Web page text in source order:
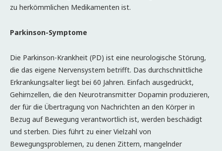
zu herkömmlichen Medikamenten ist.
Parkinson-Symptome
Die Parkinson-Krankheit (PD) ist eine neurologische Störung,
die das eigene Nervensystem betrifft. Das durchschnittliche
Erkrankungsalter liegt bei 60 Jahren. Einfach ausgedrückt,
Gehirnzellen, die den Neurotransmitter Dopamin produzieren,
der für die Übertragung von Nachrichten an den Körper in
Bezug auf Bewegung verantwortlich ist, werden beschädigt
und sterben. Dies führt zu einer Vielzahl von
Bewegungsproblemen, zu denen Zittern, mangelnder